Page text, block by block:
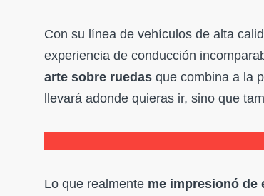
Con su línea de vehículos de alta
experiencia de conducción
arte sobre ruedas que combina a la
llevará adonde quieras ir, sino que
Lo que realmente me impresionó de